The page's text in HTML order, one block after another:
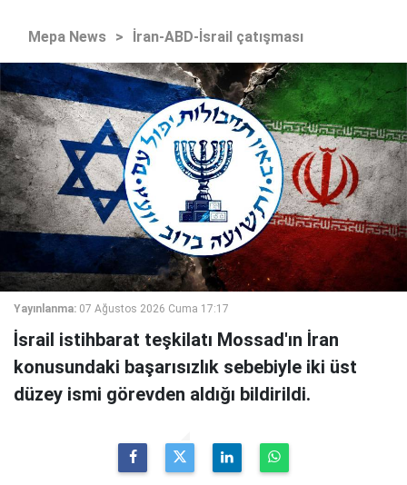
Mepa News > İran-ABD-İsrail çatışması
Yayınlanma: 07 Ağustos 2026 Cuma 17:17
İsrail istihbarat teşkilatı Mossad'ın İran
konusundaki başarısızlık sebebiyle iki üst
düzey ismi görevden aldığı bildirildi.